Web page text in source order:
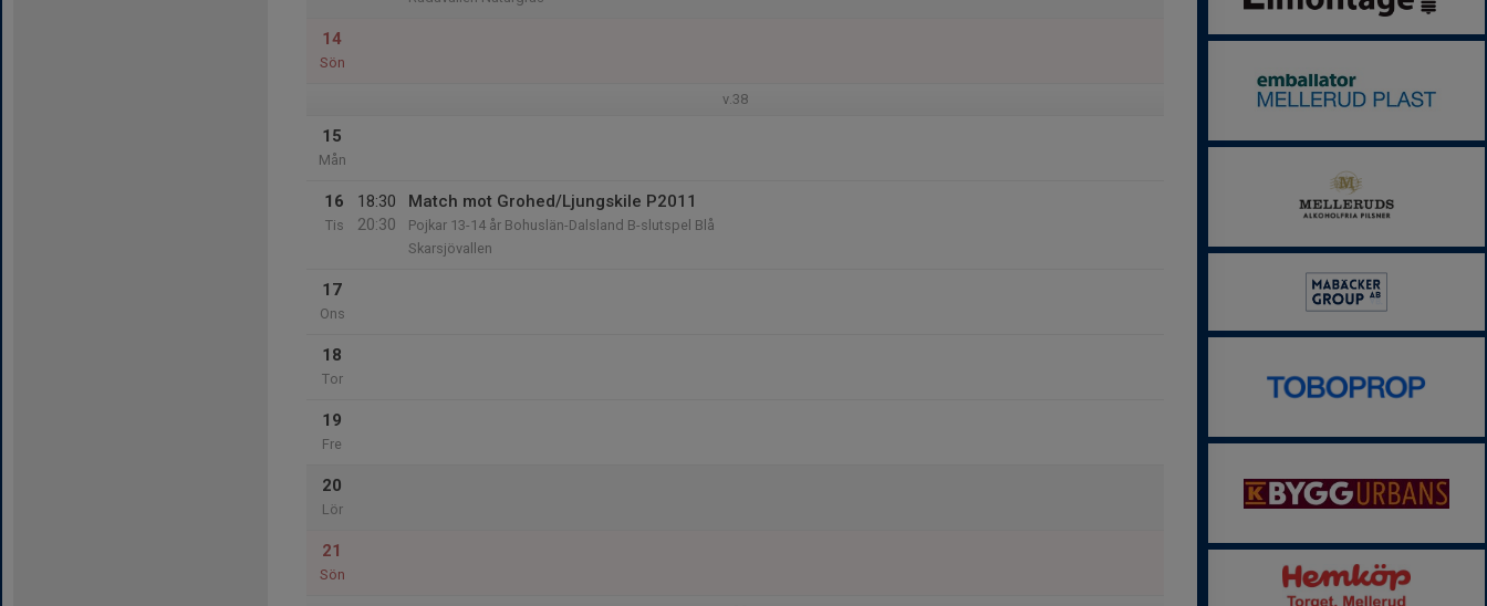
14
Sön
v.38
15
Mån
16
Tis
18:30
20:30
Match mot Grohed/Ljungskile P2011
Pojkar 13-14 år Bohuslän-Dalsland B-slutspel Blå
Skarsjövallen
17
Ons
18
Tor
19
Fre
20
Lör
21
Sön